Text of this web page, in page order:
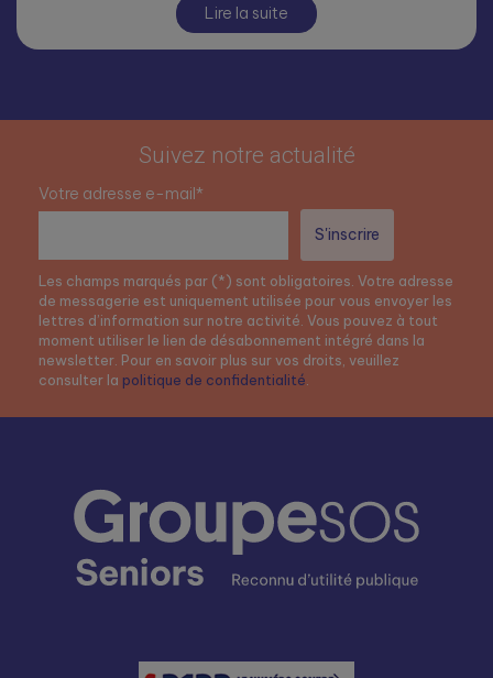
Lire la suite
Suivez notre actualité
Votre adresse e-mail*
Les champs marqués par (*) sont obligatoires. Votre adresse
de messagerie est uniquement utilisée pour vous envoyer les
lettres d’information sur notre activité. Vous pouvez à tout
moment utiliser le lien de désabonnement intégré dans la
newsletter. Pour en savoir plus sur vos droits, veuillez
consulter la politique de confidentialité